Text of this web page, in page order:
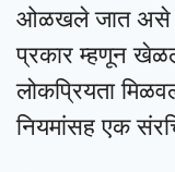
ओळखले जात असे
प्रकार म्हणून
लोकप्रियता
नियमांसह एक